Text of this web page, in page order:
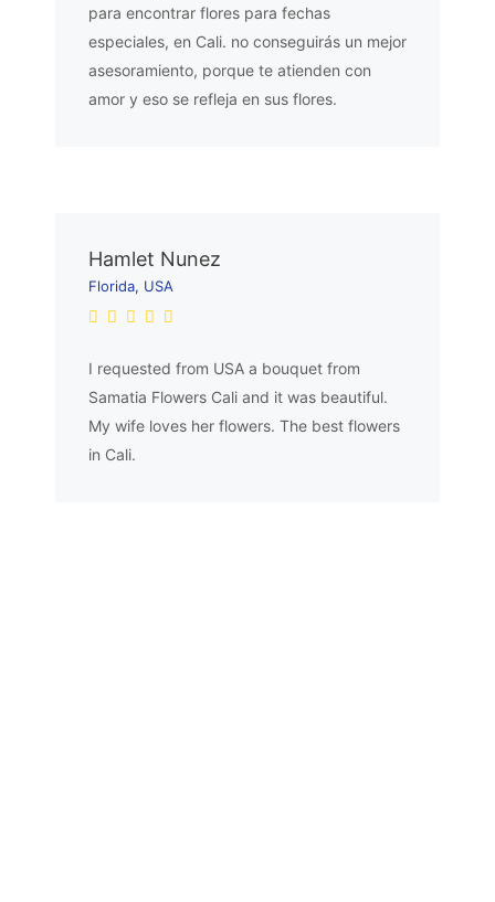
para encontrar flores para fechas
especiales, en Cali. no conseguirás un mejor
asesoramiento, porque te atienden con
amor y eso se refleja en sus flores.
Hamlet Nunez
Florida, USA
I requested from USA a bouquet from
Samatia Flowers Cali and it was beautiful.
My wife loves her flowers. The best flowers
in Cali.